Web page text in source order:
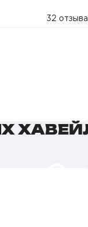
32 отзыва